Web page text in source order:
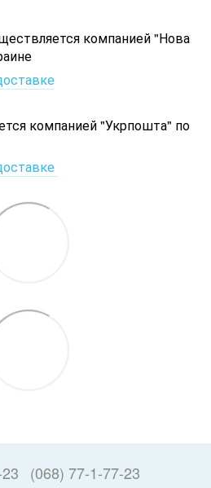
компанией "Нова
компанией "Укрпошта" по
(068) 77-1-77-23